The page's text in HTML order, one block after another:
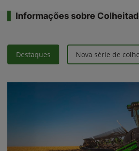
Informações sobre
Destaques Nova série de